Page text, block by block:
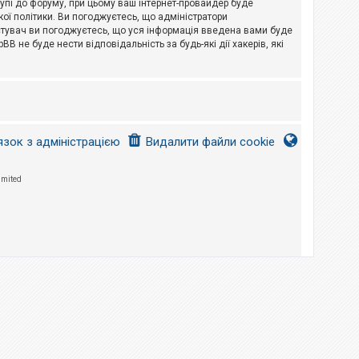
до форуму, при цьому ваш інтернет-провайдер буде
політики. Ви погоджуєтесь, що адміністратори
ви погоджуєтесь, що уся інформація введена вами буде
буде нести відповідальність за будь-які дії хакерів, які
Видалити файли cookie
з адміністрацією